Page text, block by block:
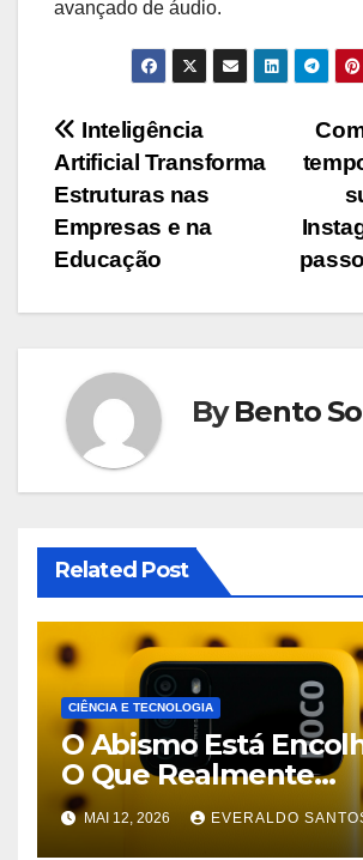
avançado de áudio.
Navegação
de
artigos
Inteligência
Artificial Transforma
Estruturas nas
Empresas e na
Educação
ByBento
Related Post
CIÊNCIA E TECNOLOGIA
O Abismo Está
O Que Realmente
Sacrificamos em
Baratos Hoje
MAI 12, 2026 EVERALDO